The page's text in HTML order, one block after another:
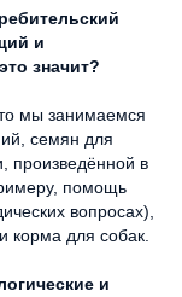
и
значит?
мы занимаемся
семян для
произведённой в
помощь
вопросах),
корма для собак.
и